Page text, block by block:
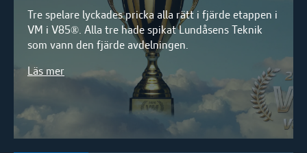
Tre spelare lyckades pricka alla rätt i fjärde etappen i
VM i V85®. Alla tre hade spikat Lundåsens Teknik
som vann den fjärde avdelningen.
Läs mer